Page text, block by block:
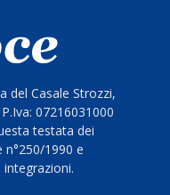
del Casale Strozzi,
07216031000
testata dei
n°250/1990 e